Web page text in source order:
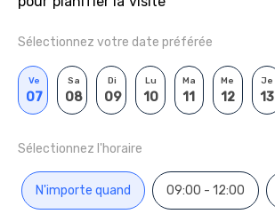
Sélectionnez votre date préférée
Ve
07
Sa
08
Di
09
Lu
10
Ma
11
Me
12
Je
13
Sélectionnez l'horaire
N'importe quand 09:00 - 12:00